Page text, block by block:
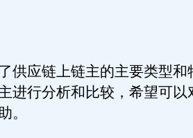
应链上链主的主要类型和
进行分析和比较，希望可以
。